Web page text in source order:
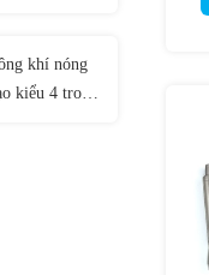
khí nóng
kiểu 4 trong